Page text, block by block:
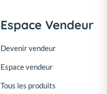
Espace Vendeur
Devenir vendeur
Espace vendeur
Tous les produits